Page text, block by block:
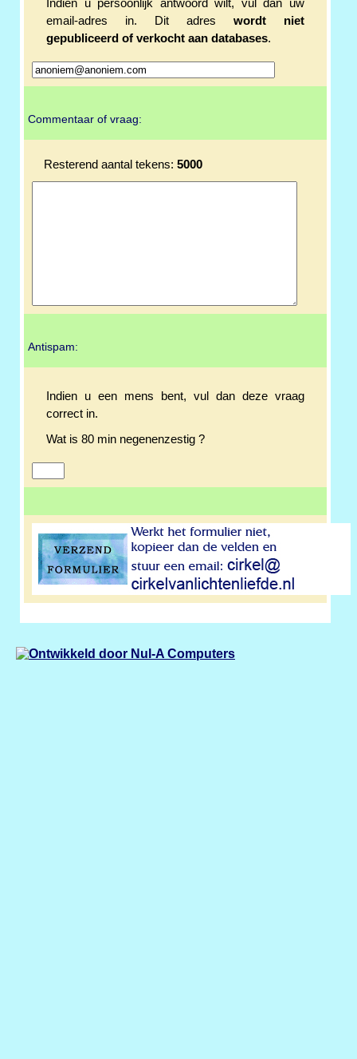
Indien u persoonlijk antwoord wilt, vul dan uw
email-adres in. Dit adres wordt niet
gepubliceerd of verkocht aan databases.
Commentaar of vraag:
Resterend aantal tekens: 5000
Antispam:
Indien u een mens bent, vul dan deze vraag
correct in.
Wat is 80 min negenenzestig ?